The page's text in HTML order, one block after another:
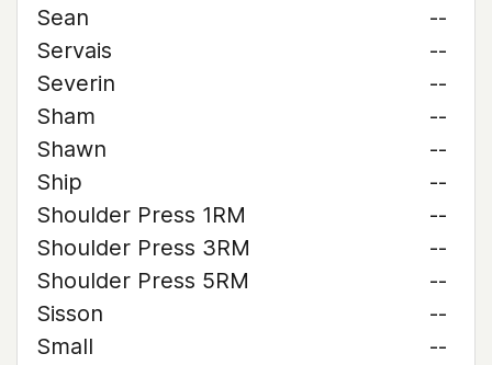
Sean
--
Servais
--
Severin
--
Sham
--
Shawn
--
Ship
--
Shoulder Press 1RM
--
Shoulder Press 3RM
--
Shoulder Press 5RM
--
Sisson
--
Small
--